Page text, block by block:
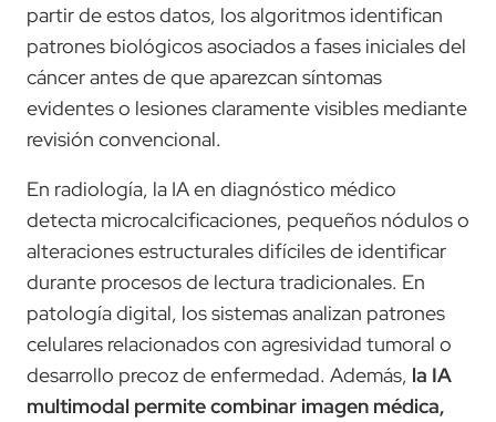
partir de estos datos, los algoritmos identifican
patrones biológicos asociados a fases iniciales del
cáncer antes de que aparezcan síntomas
evidentes o lesiones claramente visibles mediante
revisión convencional.
En radiología, la IA en diagnóstico médico
detecta microcalcificaciones, pequeños nódulos o
alteraciones estructurales difíciles de identificar
durante procesos de lectura tradicionales. En
patología digital, los sistemas analizan patrones
celulares relacionados con agresividad tumoral o
desarrollo precoz de enfermedad. Además, la IA
multimodal permite combinar imagen médica,